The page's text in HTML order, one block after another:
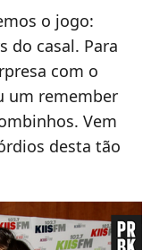
o jogo:
do casal. Para
com o
um remember
Vem
desta tão